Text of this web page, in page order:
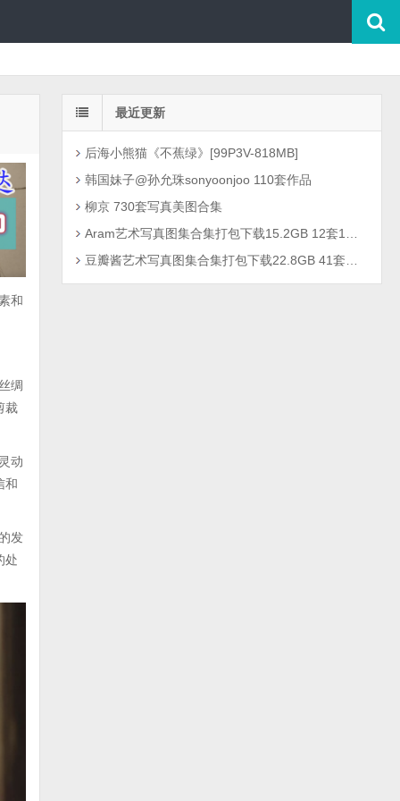
和
绸
裁
动
和
发
处
最近更新
后海小熊猫《不蕉绿》[99P3V-818MB]
韩国妹子@孙允珠sonyoonjoo 110套作品
柳京 730套写真美图合集